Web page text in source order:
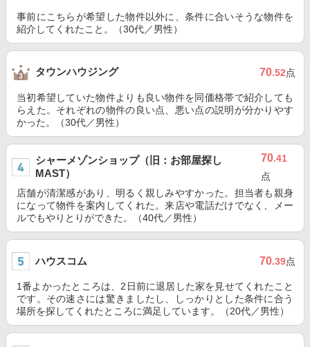
事前にこちらが希望した物件以外に、条件に合いそうな物件を
紹介してくれたこと。（30代／男性）
タウンハウジング 70.52点
当初希望していた物件よりも良い物件を同価格帯で紹介しても
らえた。それぞれの物件の良い点、悪い点の説明が分かりやす
かった。（30代／男性）
シャーメゾンショップ（旧：お部屋探し
MAST）
70.41
点
店舗が清潔感があり、明るく親しみやすかった。担当者も親身
になって物件を案内してくれた。来店や電話だけでなく、メー
ルでもやりとりができた。（40代／男性）
ハウスコム 70.39点
1番よかったところは、2日前に退居した家を見せてくれたこと
です。その速さには驚きましたし、しっかりとした条件に合う
場所を探してくれたところに満足しています。（20代／男性）